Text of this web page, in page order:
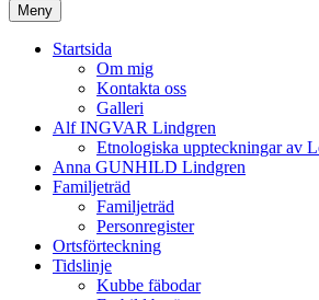
Meny
Startsida
Om mig
Kontakta oss
Galleri
Alf INGVAR Lindgren
Etnologiska uppteckningar av
Anna GUNHILD Lindgren
Familjeträd
Familjeträd
Personregister
Ortsförteckning
Tidslinje
Kubbe fäbodar